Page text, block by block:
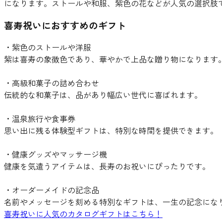
になります。ストールや和服、紫色の花などが人気の選択肢
喜寿祝いにおすすめのギフト
・紫色のストールや洋服
紫は喜寿の象徴色であり、華やかで上品な贈り物になります。
・高級和菓子の詰め合わせ
伝統的な和菓子は、品があり幅広い世代に喜ばれます。
・温泉旅行や食事券
思い出に残る体験型ギフトは、特別な時間を提供できます。
・健康グッズやマッサージ機
健康を気遣うアイテムは、長寿のお祝いにぴったりです。
・オーダーメイドの記念品
名前やメッセージを刻める特別なギフトは、一生の記念にな
喜寿祝いに人気のカタログギフトはこちら！